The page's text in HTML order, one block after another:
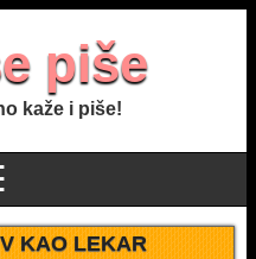
piše
kaže i piše!
KAO LEKAR